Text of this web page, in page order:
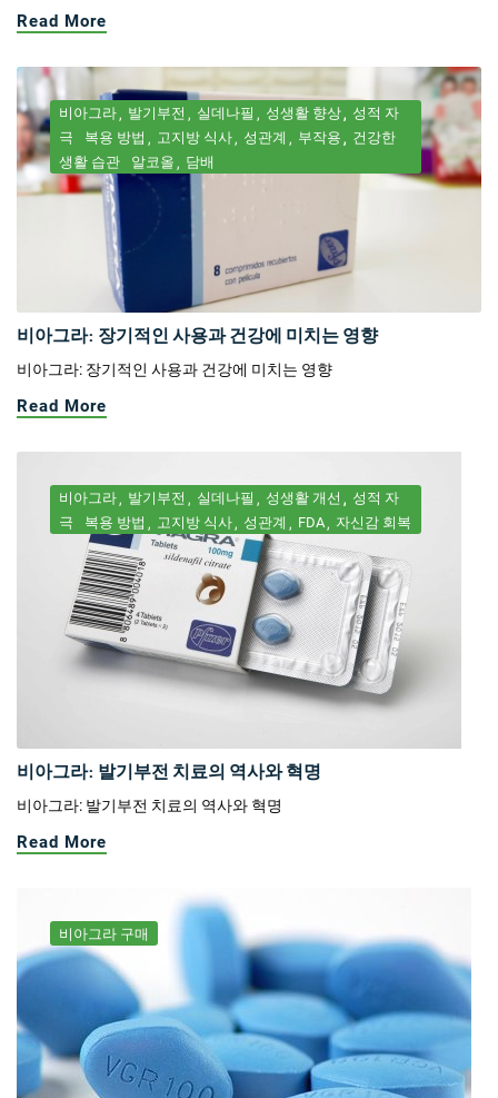
Read More
비아그라 발기부전 실데나필 성생활 향상
성적 자
극
복용 방법 고지방 식사 성관계 부작용
건강한
생활 습관
알코올 담배
비아그라: 장기적인 사용과 건강에 미치는 영향
비아그라: 장기적인 사용과 건강에 미치는 영향
Read More
비아그라 발기부전 실데나필 성생활 개선
성적 자
극
복용 방법 고지방 식사 성관계 FDA 자신감 회복
비아그라: 발기부전 치료의 역사와 혁명
비아그라: 발기부전 치료의 역사와 혁명
Read More
비아그라 구매